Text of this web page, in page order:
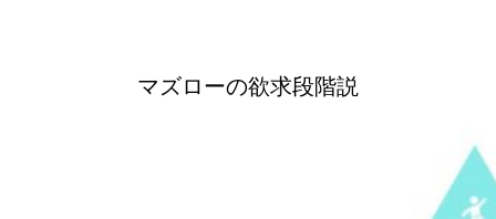
マズローの欲求段階説